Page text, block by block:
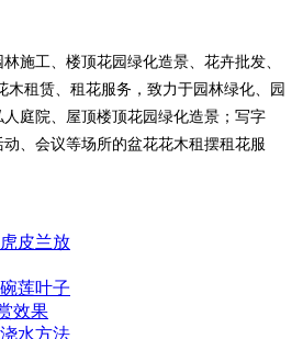
工、楼顶花园绿化造景、花卉批发、
木租赁、租花服务，致力于园林绿化、园
庭院、屋顶楼顶花园绿化造景；写字
、会议等场所的盆花花木租摆租花服
皮兰放
莲叶子
效果
水方法